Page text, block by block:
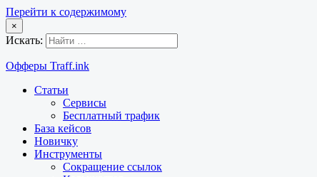
Перейти к содержимому
×
Искать:
Офферы Traff.ink
Статьи
Сервисы
Бесплатный трафик
База кейсов
Новичку
Инструменты
Сокращение ссылок